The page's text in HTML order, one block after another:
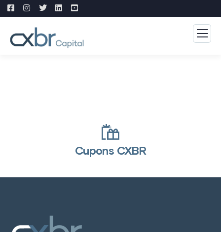
Cupons CXBR